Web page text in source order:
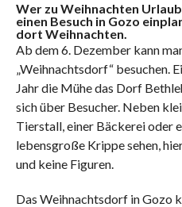
Wer zu Weihnachten
einen Besuch in Gozo
dort Weihnachten.
Ab dem 6. Dezember kann
„Weihnachtsdorf“ besuchen.
Jahr die Mühe das Dorf
sich über Besucher. Neben
Tierstall, einer Bäckerei oder
lebensgroße Krippe sehen,
und keine Figuren.
Das Weihnachtsdorf in Gozo